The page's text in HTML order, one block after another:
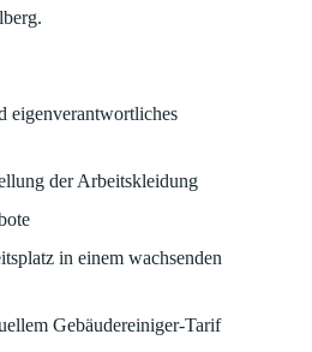
eigenverantwortliches
der Arbeitskleidung
in einem wachsenden
Gebäudereiniger-Tarif